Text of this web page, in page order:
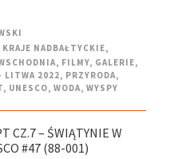
KRAJE NADBAŁTYCKIE,
, FILMY, GALERIE,
LITWA 2022, PRZYRODA,
, UNESCO, WODA, WYSPY
CZ.7 – ŚWIĄTYNIE W
#47 (88-001)